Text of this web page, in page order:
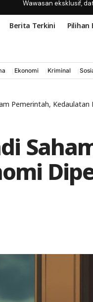
Wawasan eksklusif,
Berita Terkini Pilihan
Ekonomi Kriminal
Pemerintah,